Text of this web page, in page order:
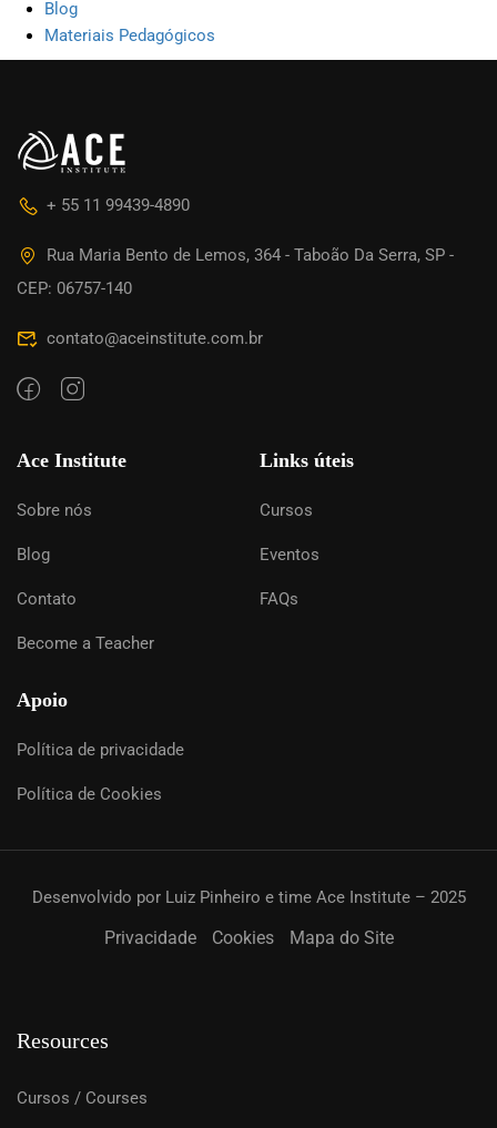
Blog
Materiais Pedagógicos
+ 55 11 99439-4890
Rua Maria Bento de Lemos, 364 - Taboão Da Serra, SP -
CEP: 06757-140
contato@aceinstitute.com.br
Ace Institute
Sobre nós
Blog
Contato
Become a Teacher
Links úteis
Cursos
Eventos
FAQs
Apoio
Política de privacidade
Política de Cookies
Desenvolvido por Luiz Pinheiro e time Ace Institute – 2025
Privacidade Cookies Mapa do Site
Resources
Cursos / Courses